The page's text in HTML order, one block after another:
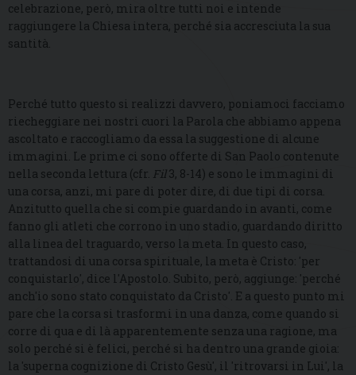
celebrazione, però, mira oltre tutti noi e intende
raggiungere la Chiesa intera, perché sia accresciuta la sua
santità.
Perché tutto questo si realizzi davvero, poniamoci facciamo
riecheggiare nei nostri cuori la Parola che abbiamo appena
ascoltato e raccogliamo da essa la suggestione di alcune
immagini. Le prime ci sono offerte di San Paolo contenute
nella seconda lettura (cfr. Fil3, 8-14) e sono le immagini di
una corsa, anzi, mi pare di poter dire, di due tipi di corsa.
Anzitutto quella che si compie guardando in avanti, come
fanno gli atleti che corrono in uno stadio, guardando diritto
alla linea del traguardo, verso la meta. In questo caso,
trattandosi di una corsa spirituale, la meta è Cristo: 'per
conquistarlo', dice l'Apostolo. Subito, però, aggiunge: 'perché
anch'io sono stato conquistato da Cristo'. E a questo punto mi
pare che la corsa si trasformi in una danza, come quando si
corre di qua e di là apparentemente senza una ragione, ma
solo perché si è felici, perché si ha dentro una grande gioia:
la 'superna cognizione di Cristo Gesù', il 'ritrovarsi in Lui', la